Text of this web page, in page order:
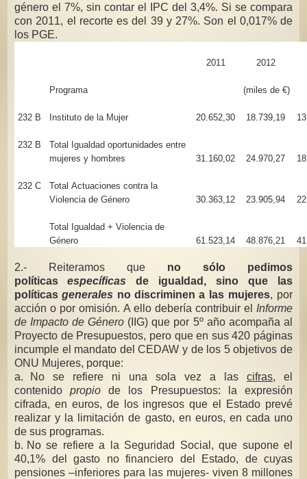
género el 7%, sin contar el IPC del 3,4%. Si se compara
con 2011, el recorte es del 39 y 27%. Son el 0,017% de
los PGE.
Programa
2011 2012
(miles de €)
232 B Instituto de la Mujer 20.652,30 18.739,19
232 B
Total Igualdad oportunidades entre
mujeres y hombres
31.160,02 24.970,27
232 C
Total Actuaciones contra la
Violencia de Género
30.363,12 23.905,94
Total Igualdad + Violencia de
Género
61.523,14 48.876,21
2.- Reiteramos que no sólo pedimos
políticas específicas de igualdad, sino que las
políticas generales no discriminen a las mujeres, por
acción o por omisión. A ello debería contribuir el Informe
de Impacto de Género (IIG) que por 5º año acompaña al
Proyecto de Presupuestos, pero que en sus 420 páginas
incumple el mandato del CEDAW y de los 5 objetivos de
ONU Mujeres, porque:
a.
No se refiere ni una sola vez a las cifras, el
contenido propio de los Presupuestos: la expresión
cifrada, en euros, de los ingresos que el Estado prevé
realizar y la limitación de gasto, en euros, en cada uno
de sus programas.
b. No se refiere a la Seguridad Social, que supone el
40,1% del gasto no financiero del Estado, de cuyas
pensiones –inferiores para las mujeres- viven 8 millones